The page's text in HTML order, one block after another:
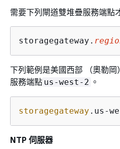
需要下列閘道雙堆疊服務端點
storagegateway.
下列範例是美國西部 （奧勒
服務端點 us-west-2 。
storagegateway .us-
NTP 伺服器